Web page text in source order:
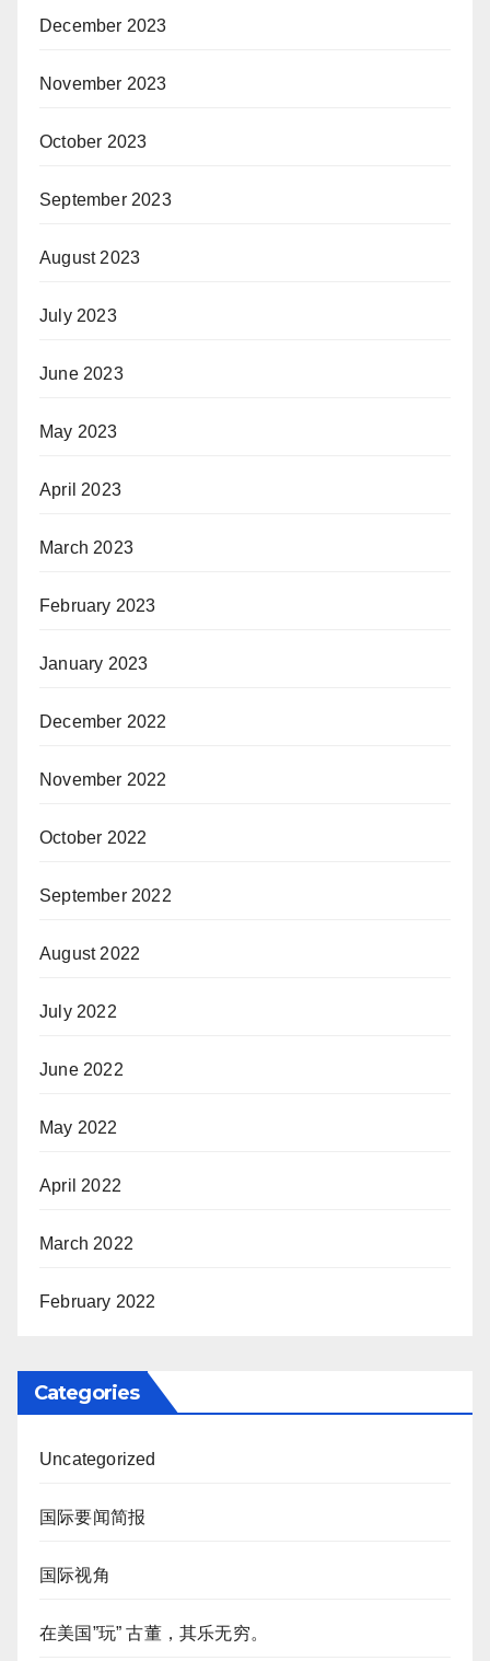
December 2023
November 2023
October 2023
September 2023
August 2023
July 2023
June 2023
May 2023
April 2023
March 2023
February 2023
January 2023
December 2022
November 2022
October 2022
September 2022
August 2022
July 2022
June 2022
May 2022
April 2022
March 2022
February 2022
Categories
Uncategorized
国际要闻简报
国际视角
在美国”玩” 古董，其乐无穷。